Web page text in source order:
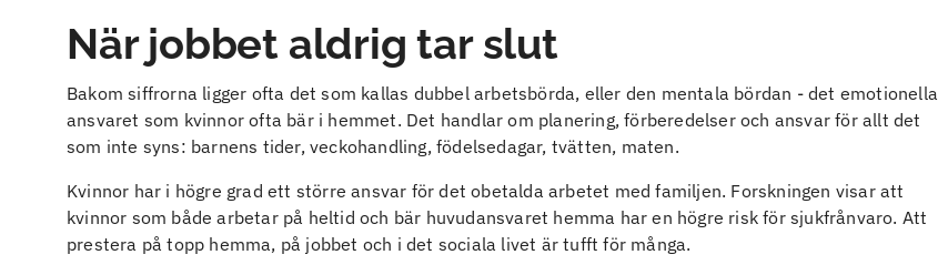
När jobbet aldrig tar slut
Bakom siffrorna ligger ofta det som kallas dubbel arbetsbörda, eller den mentala bördan - det emotionella
ansvaret som kvinnor ofta bär i hemmet. Det handlar om planering, förberedelser och ansvar för allt det
som inte syns: barnens tider, veckohandling, födelsedagar, tvätten, maten.
Kvinnor har i högre grad ett större ansvar för det obetalda arbetet med familjen. Forskningen visar att
kvinnor som både arbetar på heltid och bär huvudansvaret hemma har en högre risk för sjukfrånvaro. Att
prestera på topp hemma, på jobbet och i det sociala livet är tufft för många.